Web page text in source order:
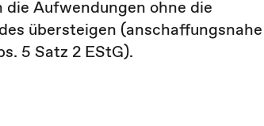
Aufwendungen ohne die
übersteigen (anschaffungsnahe
5 Satz 2 EStG).